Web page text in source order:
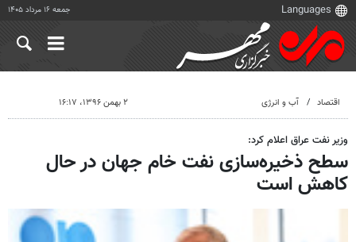
جمعه ۱۶ مرداد ۱۴۰۵
اقتصاد آب و انرژی ۲ بهمن ۱۳۹۶، ۱۶:۱۷
وزیر نفت عراق اعلام کرد:
سطح ذخیره‌سازی نفت خام جهان در حال
کاهش است